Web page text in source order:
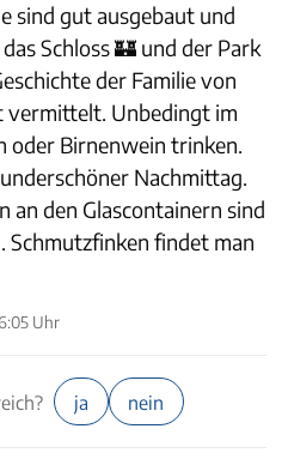
sind gut ausgebaut und
Schloss 🏰 und der Park
der Familie von
vermittelt. Unbedingt im
oder Birnenwein trinken.
Nachmittag.
an den Glascontainern sind
Schmutzfinken findet man
Uhr
ja nein